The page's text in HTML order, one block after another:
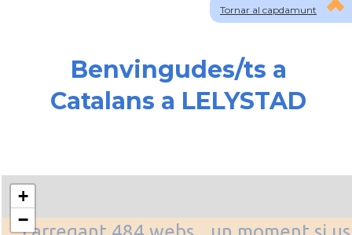
Tornar al capdamunt
Benvingudes/ts a
Catalans a LELYSTAD
+
−